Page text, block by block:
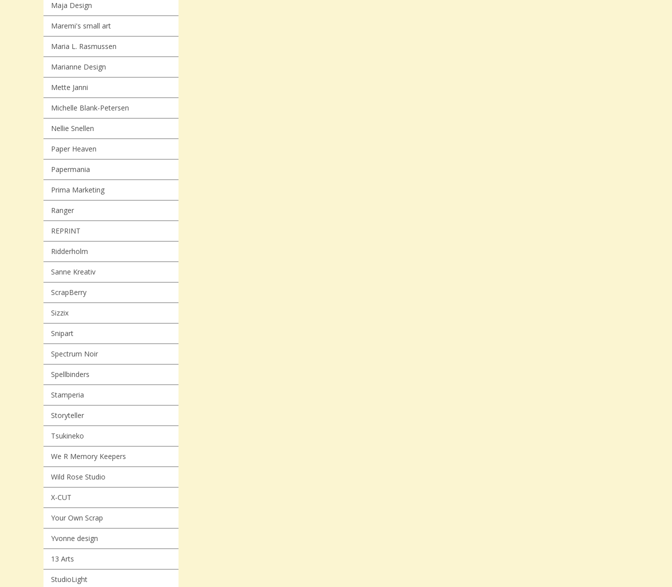
Maja Design
Maremi's small art
Maria L. Rasmussen
Marianne Design
Mette Janni
Michelle Blank-Petersen
Nellie Snellen
Paper Heaven
Papermania
Prima Marketing
Ranger
REPRINT
Ridderholm
Sanne Kreativ
ScrapBerry
Sizzix
Snipart
Spectrum Noir
Spellbinders
Stamperia
Storyteller
Tsukineko
We R Memory Keepers
Wild Rose Studio
X-CUT
Your Own Scrap
Yvonne design
13 Arts
StudioLight